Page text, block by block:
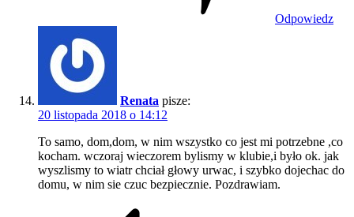
Odpowiedz
Renata pisze:
20 listopada 2018 o 14:12
To samo, dom,dom, w nim wszystko co jest mi potrzebne ,co
kocham. wczoraj wieczorem bylismy w klubie,i było ok. jak
wyszlismy to wiatr chciał głowy urwac, i szybko dojechac do
domu, w nim sie czuc bezpiecznie. Pozdrawiam.